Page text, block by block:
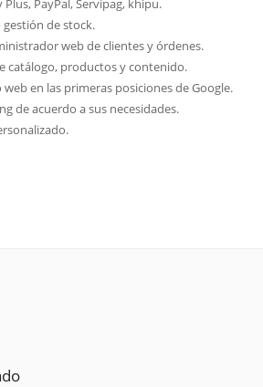
PayPal, Servipag, khipu.
de stock.
web de clientes y órdenes.
catálogo, productos y contenido.
en las primeras posiciones de Google.
de acuerdo a sus necesidades.